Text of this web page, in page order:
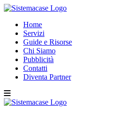
Home
Servizi
Guide e Risorse
Chi Siamo
Pubblicità
Contatti
Diventa Partner